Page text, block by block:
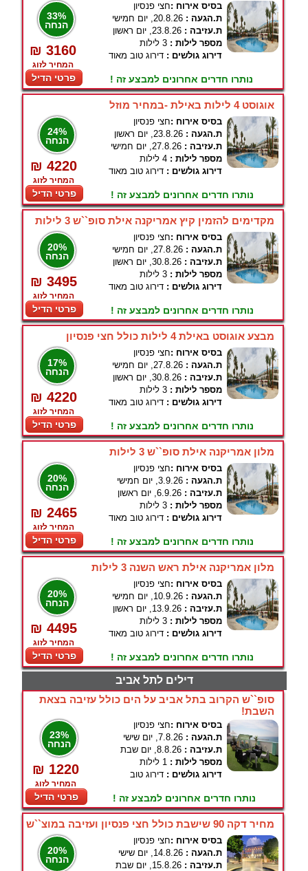
33%
הנחה
₪ 3160
המחיר לזוג
פרטי הדיל
בסיס אירוח :חצי פנסיון
ת.הגעה : 20.8.26, יום חמישי
ת.עזיבה : 23.8.26, יום ראשון
מספר לילות : 3 לילות
דירוג גולשים : דירוג טוב מאוד
נותרו חדרים אחרונים למבצע זה !
אוגוסט 4 לילות באילת -במחיר מוזל
24%
הנחה
₪ 4220
המחיר לזוג
פרטי הדיל
בסיס אירוח :חצי פנסיון
ת.הגעה : 23.8.26, יום ראשון
ת.עזיבה : 27.8.26, יום חמישי
מספר לילות : 4 לילות
דירוג גולשים : דירוג טוב מאוד
נותרו חדרים אחרונים למבצע זה !
מקדימים להזמין קיץ אמריקנה אילת סופ``ש 3 לילות
20%
הנחה
₪ 3495
המחיר לזוג
פרטי הדיל
בסיס אירוח :חצי פנסיון
ת.הגעה : 27.8.26, יום חמישי
ת.עזיבה : 30.8.26, יום ראשון
מספר לילות : 3 לילות
דירוג גולשים : דירוג טוב מאוד
נותרו חדרים אחרונים למבצע זה !
מבצע אוגוסט באילת 4 לילות כולל חצי פנסיון
17%
הנחה
₪ 4220
המחיר לזוג
פרטי הדיל
בסיס אירוח :חצי פנסיון
ת.הגעה : 27.8.26, יום חמישי
ת.עזיבה : 30.8.26, יום ראשון
מספר לילות : 3 לילות
דירוג גולשים : דירוג טוב מאוד
נותרו חדרים אחרונים למבצע זה !
מלון אמריקנה אילת סופ``ש 3 לילות
20%
הנחה
₪ 2465
המחיר לזוג
פרטי הדיל
בסיס אירוח :חצי פנסיון
ת.הגעה : 3.9.26, יום חמישי
ת.עזיבה : 6.9.26, יום ראשון
מספר לילות : 3 לילות
דירוג גולשים : דירוג טוב מאוד
נותרו חדרים אחרונים למבצע זה !
מלון אמריקנה אילת ראש השנה 3 לילות
20%
הנחה
₪ 4495
המחיר לזוג
פרטי הדיל
בסיס אירוח :חצי פנסיון
ת.הגעה : 10.9.26, יום חמישי
ת.עזיבה : 13.9.26, יום ראשון
מספר לילות : 3 לילות
דירוג גולשים : דירוג טוב מאוד
נותרו חדרים אחרונים למבצע זה !
דילים לתל אביב
סופ``ש הקרוב בתל אביב על הים כולל עזיבה בצאת
השבת!
23%
הנחה
₪ 1220
המחיר לזוג
פרטי הדיל
בסיס אירוח :חצי פנסיון
ת.הגעה : 7.8.26, יום שישי
ת.עזיבה : 8.8.26, יום שבת
מספר לילות : 1 לילות
דירוג גולשים : דירוג טוב
נותרו חדרים אחרונים למבצע זה !
מחיר דקה 90 שישבת כולל חצי פנסיון ועזיבה במוצ``ש
20%
הנחה
בסיס אירוח :חצי פנסיון
ת.הגעה : 14.8.26, יום שישי
ת.עזיבה : 15.8.26, יום שבת